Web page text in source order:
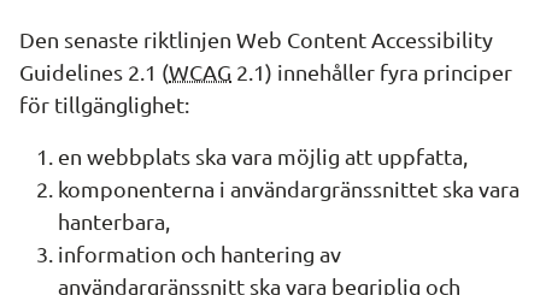
Den senaste riktlinjen Web Content Accessibility
Guidelines 2.1 (WCAG 2.1) innehåller fyra principer
för tillgänglighet:
en webbplats ska vara möjlig att uppfatta,
komponenterna i användargränssnittet ska vara
hanterbara,
information och hantering av
användargränssnitt ska vara begriplig och